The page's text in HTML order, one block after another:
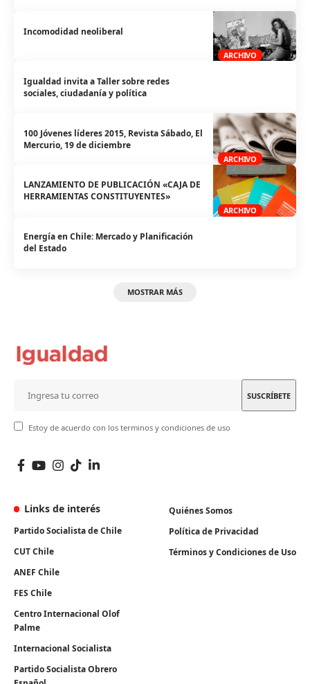
ARCHIVO
Incomodidad neoliberal
Igualdad invita a Taller sobre redes
sociales, ciudadanía y política
ARCHIVO
100 Jóvenes líderes 2015, Revista Sábado, El
Mercurio, 19 de diciembre
ARCHIVO
LANZAMIENTO DE PUBLICACIÓN «CAJA DE
HERRAMIENTAS CONSTITUYENTES»
Energía en Chile: Mercado y Planificación
del Estado
MOSTRAR MÁS
Estoy de acuerdo con los terminos y condiciones de uso
Links de interés
Partido Socialista de Chile
CUT Chile
ANEF Chile
FES Chile
Centro Internacional Olof
Palme
Internacional Socialista
Partido Socialista Obrero
Quiénes Somos
Política de Privacidad
Términos y Condiciones de Uso